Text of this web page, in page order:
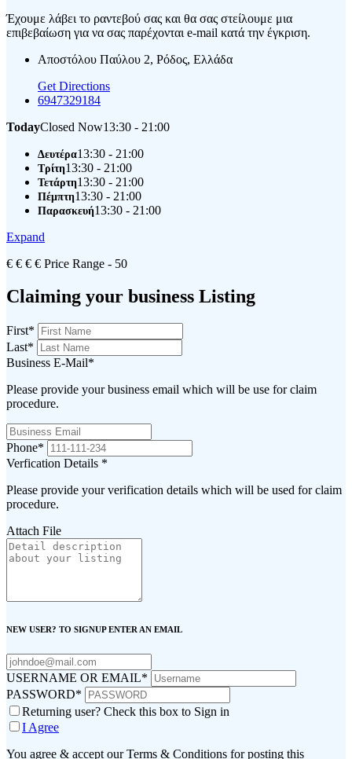
Έχουμε λάβει το ραντεβού σας και θα σας στείλουμε μια
επιβεβαίωση για να σας παρέχονται e-mail κατά την έγκριση.
Αποστόλου Παύλου 2, Ρόδος, Ελλάδα
Get Directions
6947329184
TodayClosed Now13:30 - 21:00
Δευτέρα13:30 - 21:00
Τρίτη13:30 - 21:00
Τετάρτη13:30 - 21:00
Πέμπτη13:30 - 21:00
Παρασκευή13:30 - 21:00
Expand
€ € € € Price Range - 50
Claiming your business Listing
First*
Last*
Business E-Mail*
Please provide your business email which will be use for claim
procedure.
Phone*
Verfication Details *
Please provide your verification details which will be used for claim
procedure.
Attach File
NEW USER? TO SIGNUP ENTER AN EMAIL
USERNAME OR EMAIL*
PASSWORD*
Returning user? Check this box to Sign in
I Agree
You agree & accept our Terms & Conditions for posting this